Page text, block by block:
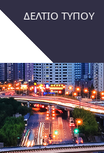
ΔΕΛΤΙΟ ΤΥΠΟΥ